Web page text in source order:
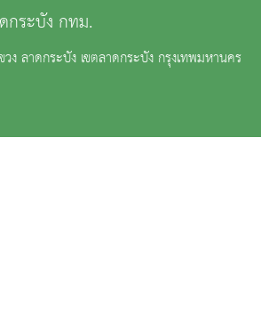
ระบัง กทม.
ง ลาดกระบัง เขตลาดกระบัง กรุงเทพมหานคร